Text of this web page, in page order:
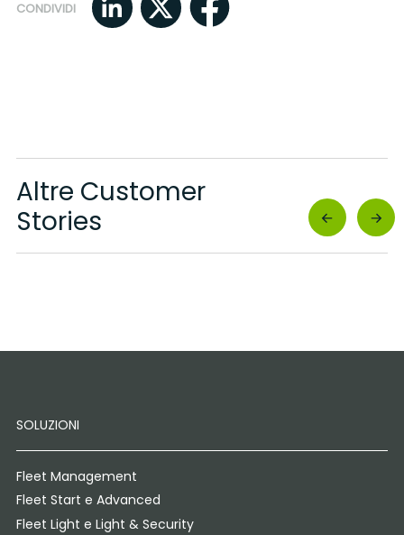
CONDIVIDI
Altre Customer
Stories
SOLUZIONI
Fleet Management
Fleet Start e Advanced
Fleet Light e Light & Security